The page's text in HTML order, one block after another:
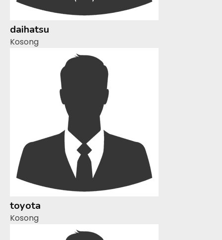
daihatsu
Kosong
toyota
Kosong